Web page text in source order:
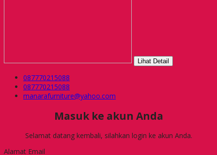
Lihat Detail
087770215088
087770215088
manarafurniture@yahoo.com
Masuk ke akun Anda
Selamat datang kembali, silahkan login ke akun Anda.
Alamat Email